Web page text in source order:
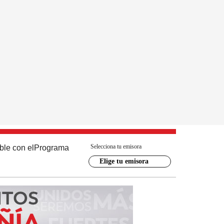
con el Programa Selecciona tu emisora
Elige tu emisora